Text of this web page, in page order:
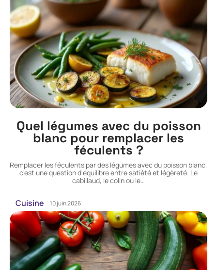
Quel légumes avec du poisson
blanc pour remplacer les
féculents ?
Remplacer les féculents par des légumes avec du poisson blanc,
c'est une question d'équilibre entre satiété et légèreté. Le
cabillaud, le colin ou le…
Cuisine 10 juin 2026